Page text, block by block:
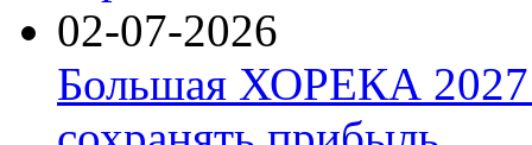
02-07-2026
Большая ХОРЕКА 2027: